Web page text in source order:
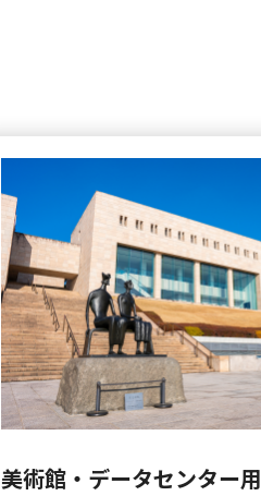
美術館・データセンター用